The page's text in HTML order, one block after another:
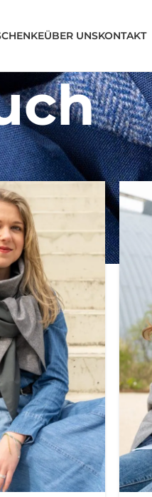
ÜBER UNSKONTAKT